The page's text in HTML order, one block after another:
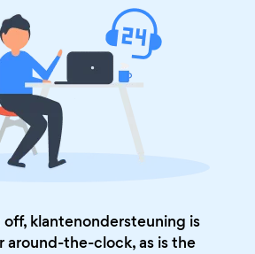
klantenondersteuning is
around-the-clock, as is the